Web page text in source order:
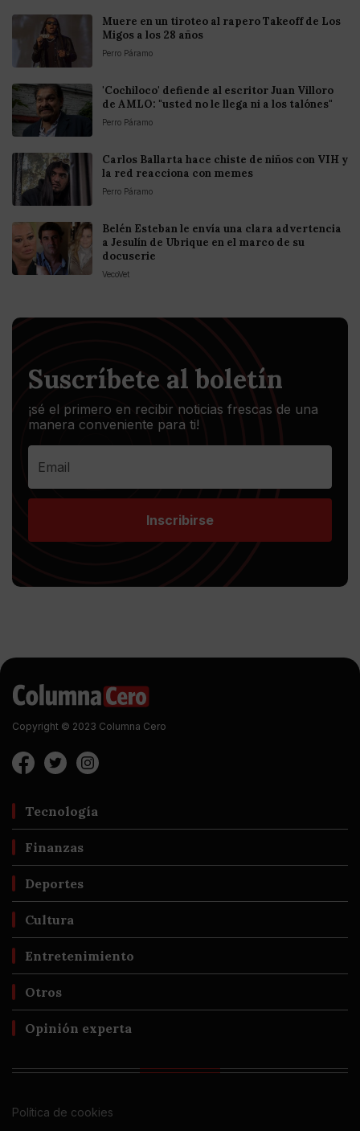
Muere en un tiroteo al rapero Takeoff de Los
Migos a los 28 años
Perro Páramo
'Cochiloco' defiende al escritor Juan Villoro
de AMLO: "usted no le llega ni a los talónes"
Perro Páramo
Carlos Ballarta hace chiste de niños con VIH y
la red reacciona con memes
Perro Páramo
Belén Esteban le envía una clara advertencia
a Jesulín de Ubrique en el marco de su
docuserie
VecoVet
Suscríbete al boletín
¡sé el primero en recibir noticias frescas de una
manera conveniente para ti!
Inscribirse
Copyright © 2023 Columna Cero
Tecnología
Finanzas
Deportes
Cultura
Entretenimiento
Otros
Opinión experta
Política de cookies